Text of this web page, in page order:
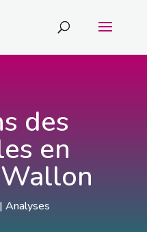
des
en
| Analyses